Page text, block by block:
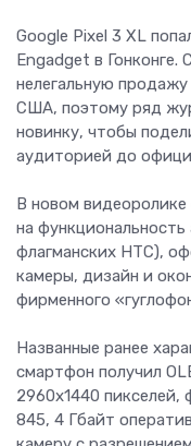
Google Pixel 3 XL
Engadget в
нелегальную
США, поэтому ряд
новинку, чтобы
аудиторией до
В новом
на
флагманских HTC),
камеры, дизайн и
фирменного
Названные ранее
смартфон получил
2960x1440 пикселей,
845, 4 Гбайт